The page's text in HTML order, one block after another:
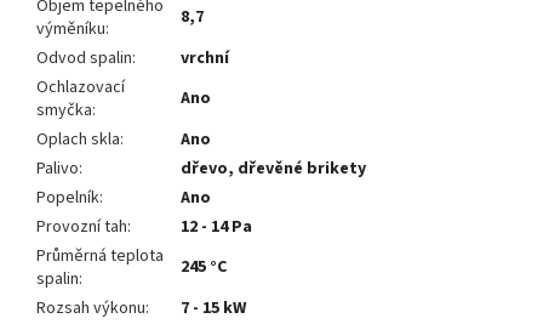
Objem tepelného
výměníku:
8,7
Odvod spalin:
vrchní
Ochlazovací
smyčka:
Ano
Oplach skla:
Ano
Palivo:
dřevo, dřevěné brikety
Popelník:
Ano
Provozní tah:
12 - 14 Pa
Průměrná teplota
spalin:
245 °C
Rozsah výkonu:
7 - 15 kW